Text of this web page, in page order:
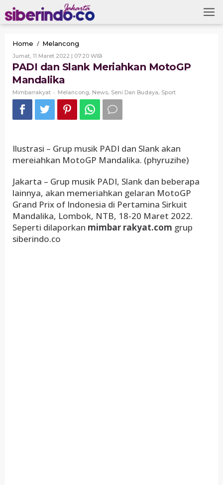
to
content
Home / Melancong
dan
Slank
Meriahkan
Jumat, 11 Maret 2022 | 07:20 WIBOleh
Mimbarrakyat
PADI dan Slank Meriahkan MotoGP
Mandalika
Mimbarrakyat - Melancong, News, Seni Dan Budaya, Sport
Ilustrasi – Grup musik PADI dan Slank akan
mereiahkan MotoGP Mandalika. (phyruzihe)
Jakarta – Grup musik PADI, Slank dan beberapa
lainnya, akan memeriahkan gelaran MotoGP
Grand Prix of Indonesia di Pertamina Sirkuit
Mandalika, Lombok, NTB, 18-20 Maret 2022.
Seperti dilaporkan mimbar rakyat.com grup
siberindo.co